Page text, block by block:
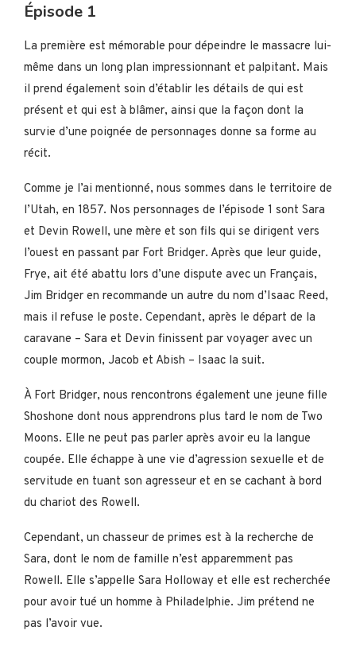
Épisode 1
La première est mémorable pour dépeindre le massacre lui-
même dans un long plan impressionnant et palpitant. Mais
il prend également soin d’établir les détails de qui est
présent et qui est à blâmer, ainsi que la façon dont la
survie d’une poignée de personnages donne sa forme au
récit.
Comme je l’ai mentionné, nous sommes dans le territoire de
l’Utah, en 1857. Nos personnages de l’épisode 1 sont Sara
et Devin Rowell, une mère et son fils qui se dirigent vers
l’ouest en passant par Fort Bridger. Après que leur guide,
Frye, ait été abattu lors d’une dispute avec un Français,
Jim Bridger en recommande un autre du nom d’Isaac Reed,
mais il refuse le poste. Cependant, après le départ de la
caravane – Sara et Devin finissent par voyager avec un
couple mormon, Jacob et Abish – Isaac la suit.
À Fort Bridger, nous rencontrons également une jeune fille
Shoshone dont nous apprendrons plus tard le nom de Two
Moons. Elle ne peut pas parler après avoir eu la langue
coupée. Elle échappe à une vie d’agression sexuelle et de
servitude en tuant son agresseur et en se cachant à bord
du chariot des Rowell.
Cependant, un chasseur de primes est à la recherche de
Sara, dont le nom de famille n’est apparemment pas
Rowell. Elle s’appelle Sara Holloway et elle est recherchée
pour avoir tué un homme à Philadelphie. Jim prétend ne
pas l’avoir vue.